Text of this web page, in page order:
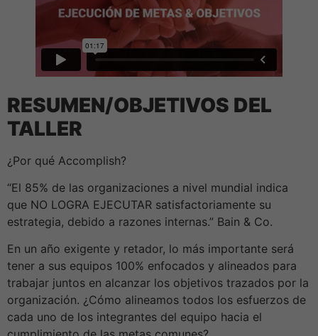
RESUMEN/OBJETIVOS DEL
TALLER
¿Por qué Accomplish?
“El 85% de las organizaciones a nivel mundial indica
que NO LOGRA EJECUTAR satisfactoriamente su
estrategia, debido a razones internas.” Bain & Co.
En un año exigente y retador, lo más importante será
tener a sus equipos 100% enfocados y alineados para
trabajar juntos en alcanzar los objetivos trazados por la
organización. ¿Cómo alineamos todos los esfuerzos de
cada uno de los integrantes del equipo hacia el